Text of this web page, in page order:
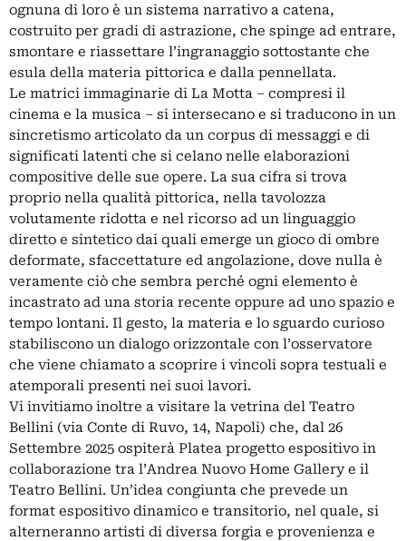
ognuna di loro è un sistema narrativo a catena,
costruito per gradi di astrazione, che spinge ad entrare,
smontare e riassettare l’ingranaggio sottostante che
esula della materia pittorica e dalla pennellata.
Le matrici immaginarie di La Motta – compresi il
cinema e la musica – si intersecano e si traducono in un
sincretismo articolato da un corpus di messaggi e di
significati latenti che si celano nelle elaborazioni
compositive delle sue opere. La sua cifra si trova
proprio nella qualità pittorica, nella tavolozza
volutamente ridotta e nel ricorso ad un linguaggio
diretto e sintetico dai quali emerge un gioco di ombre
deformate, sfaccettature ed angolazione, dove nulla è
veramente ciò che sembra perché ogni elemento è
incastrato ad una storia recente oppure ad uno spazio e
tempo lontani. Il gesto, la materia e lo sguardo curioso
stabiliscono un dialogo orizzontale con l’osservatore
che viene chiamato a scoprire i vincoli sopra testuali e
atemporali presenti nei suoi lavori.
Vi invitiamo inoltre a visitare la vetrina del Teatro
Bellini (via Conte di Ruvo, 14, Napoli) che, dal 26
Settembre 2025 ospiterà Platea progetto espositivo in
collaborazione tra l’Andrea Nuovo Home Gallery e il
Teatro Bellini. Un’idea congiunta che prevede un
format espositivo dinamico e transitorio, nel quale, si
alterneranno artisti di diversa forgia e provenienza e